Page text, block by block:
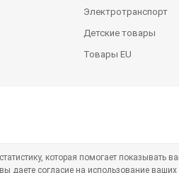
Электротранспорт
Детские товары
Товары EU
которая помогает
даете согласие на использование